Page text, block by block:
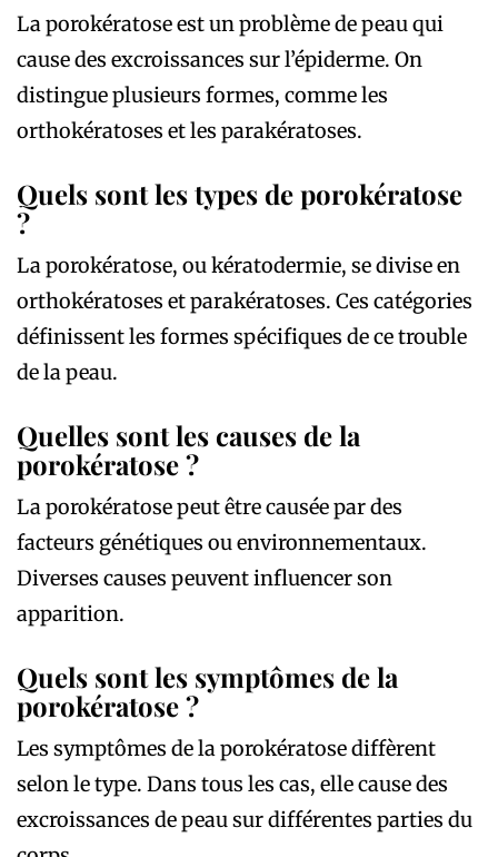
La porokératose est un problème de peau qui
cause des excroissances sur l’épiderme. On
distingue plusieurs formes, comme les
orthokératoses et les parakératoses.
Quels sont les types de porokératose
?
La porokératose, ou kératodermie, se divise en
orthokératoses et parakératoses. Ces catégories
définissent les formes spécifiques de ce trouble
de la peau.
Quelles sont les causes de la
porokératose ?
La porokératose peut être causée par des
facteurs génétiques ou environnementaux.
Diverses causes peuvent influencer son
apparition.
Quels sont les symptômes de la
porokératose ?
Les symptômes de la porokératose diffèrent
selon le type. Dans tous les cas, elle cause des
excroissances de peau sur différentes parties du